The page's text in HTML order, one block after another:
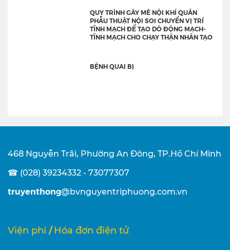
QUY TRÌNH GÂY MÊ NỘI KHÍ QUẢN
PHẪU THUẬT NỘI SOI CHUYỂN VỊ TRÍ
TĨNH MẠCH ĐỂ TẠO DÒ ĐỘNG MẠCH-
TĨNH MẠCH CHO CHẠY THẬN NHÂN TẠO
BỆNH QUAI BỊ
468 Nguyễn Trãi, Phường An Đông, TP.Hồ Chí Minh
☎ (028) 39234332 - 73077307
truyenthong@bvnguyentriphuong.com.vn
Viện phí / Hóa đơn điện tử